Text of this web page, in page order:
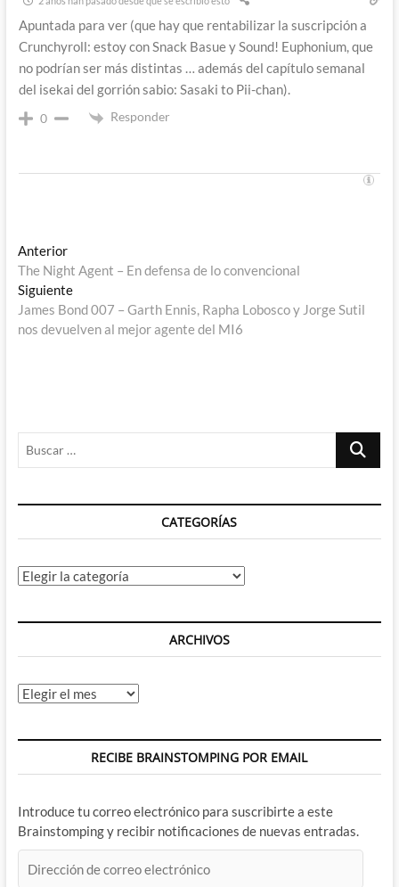
Apuntada para ver (que hay que rentabilizar la suscripción a
Crunchyroll: estoy con Snack Basue y Sound! Euphonium, que
no podrían ser más distintas … además del capítulo semanal
del isekai del gorrión sabio: Sasaki to Pii-chan).
0 Responder
Navegación
de
entradas
AnteriorEntrada
anterior:
The Night Agent – En defensa de lo convencional
SiguienteEntrada
siguiente:
James Bond 007 – Garth Ennis, Rapha Lobosco y Jorge Sutil
nos devuelven al mejor agente del MI6
Buscar
CATEGORÍAS
Categorías
ARCHIVOS
Archivos
RECIBE BRAINSTOMPING POR EMAIL
Introduce tu correo electrónico para suscribirte a este
Brainstomping y recibir notificaciones de nuevas entradas.
de